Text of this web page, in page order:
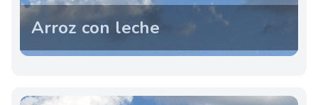
Arroz con leche